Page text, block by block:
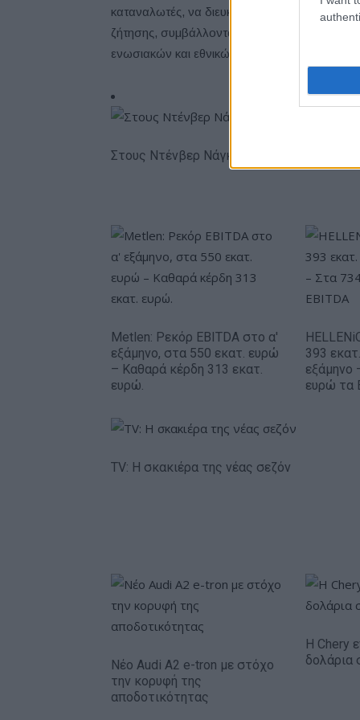
καταναλωτές, να διευκολύνουν την
ζήτησης, συμβάλλοντας έτσι στην
ενωσιακών και εθνικών μακροπρόθεσμων
Στους Ντένβερ Νάγκετς ο Λόνι Γουόκερ
Metlen: Ρεκόρ EBITDA στο α'
εξάμηνο, στα 550 εκατ. ευρώ
– Καθαρά κέρδη 313 εκατ.
ευρώ.
393
εξάμηνο
ευρώ τα
TV: Η σκακιέρα της νέας σεζόν
Νέο Audi A2 e-tron με στόχο
την κορυφή της
αποδοτικότητας
Η Chery
δολάρια